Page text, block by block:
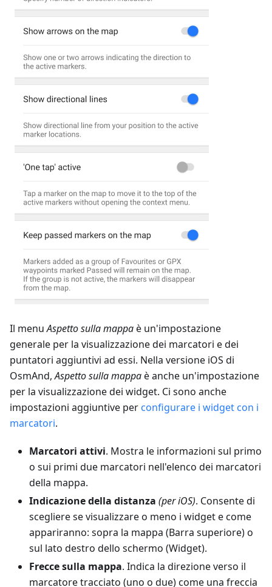
Il menuAspetto sulla mappaè un'impostazione
generale per la visualizzazione dei marcatori e dei
puntatori aggiuntivi ad essi. Nella versione iOS di
OsmAnd,Aspetto sulla mappaè anche un'impostazione
per la visualizzazione dei widget. Ci sono anche
impostazioni aggiuntive per configurare i widget con i
marcatori.
Marcatori attivi. Mostra le informazioni sul primo
o sui primi due marcatori nell'elenco dei marcatori
della mappa.
Indicazione della distanza (per iOS). Consente di
scegliere se visualizzare o meno i widget e come
appariranno: sopra la mappa (Barra superiore) o
sul lato destro dello schermo (Widget).
Frecce sulla mappa. Indica la direzione verso il
marcatore tracciato (uno o due) come una freccia